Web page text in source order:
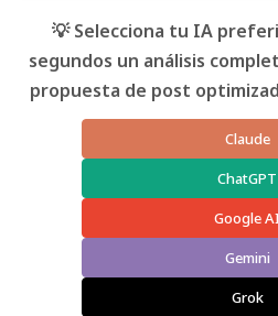
💡 Selecciona tu IA
segundos un análisis
propuesta de post
Claude
ChatGPT
Google
Gemini
Grok